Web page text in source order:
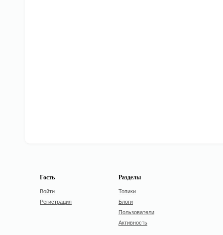
Гость
Войти
Регистрация
Разделы
Топики
Блоги
Пользователи
Активность